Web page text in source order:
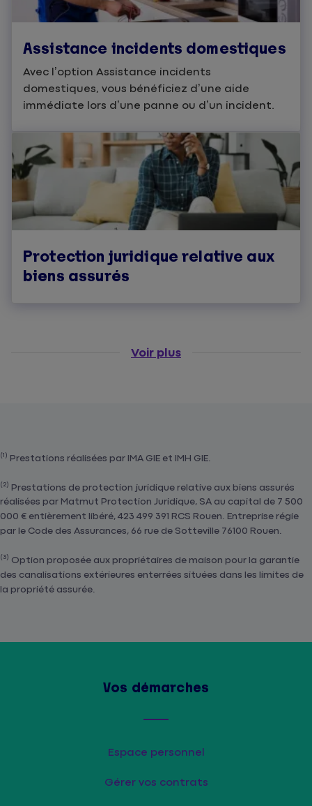
Assistance incidents domestiques
Avec l’option Assistance incidents
domestiques, vous bénéficiez d’une aide
immédiate lors d’une panne ou d’un incident.
Protection juridique relative aux
biens assurés
Voir plus
(1) Prestations réalisées par IMA GIE et IMH GIE.
(2) Prestations de protection juridique relative aux biens assurés
réalisées par Matmut Protection Juridique, SA au capital de 7 500
000 € entièrement libéré, 423 499 391 RCS Rouen. Entreprise régie
par le Code des Assurances, 66 rue de Sotteville 76100 Rouen.
(3) Option proposée aux propriétaires de maison pour la garantie
des canalisations extérieures enterrées situées dans les limites de
la propriété assurée.
Vos démarches
Espace personnel
Gérer vos contrats